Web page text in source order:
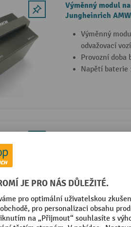
Výměnný modul
Jungheinrich
Výměnný
odvažovací
Provozní doba
Napětí baterie
Náhradní baterie
Použití bez
Výměnná